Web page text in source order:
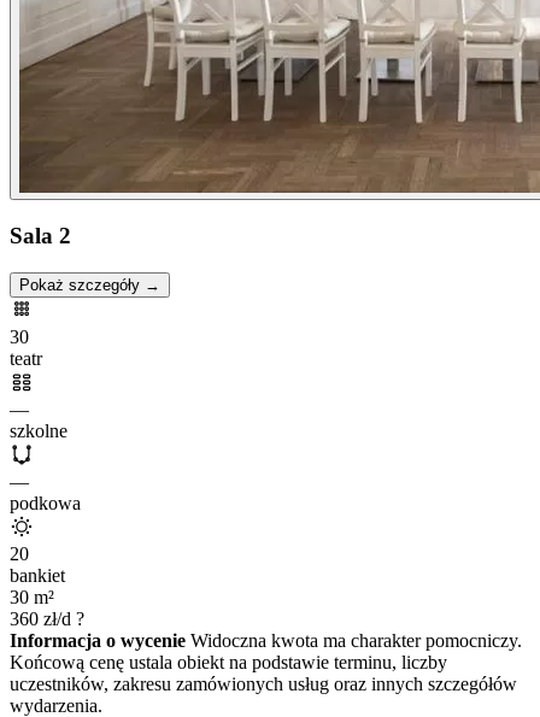
Sala 2
Pokaż szczegóły →
30
teatr
—
szkolne
—
podkowa
20
bankiet
30 m²
360 zł/d ?
Informacja o wycenie Widoczna kwota ma charakter pomocniczy.
Końcową cenę ustala obiekt na podstawie terminu, liczby
uczestników, zakresu zamówionych usług oraz innych szczegółów
wydarzenia.